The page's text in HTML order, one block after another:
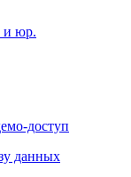
и юр.
доступ
данных